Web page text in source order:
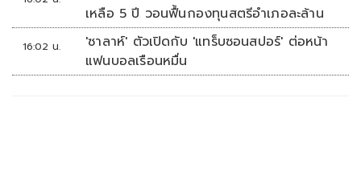
เหลือ 5 ปี วอนฟื้นกองทุนสตรีอำเภอละล้าน
16:02 น.
'ซาลาห์' ตัวเปิดกับ 'แทร็บซอนสปอร์' ต่อหน้า
แฟนบอลเรือนหมื่น